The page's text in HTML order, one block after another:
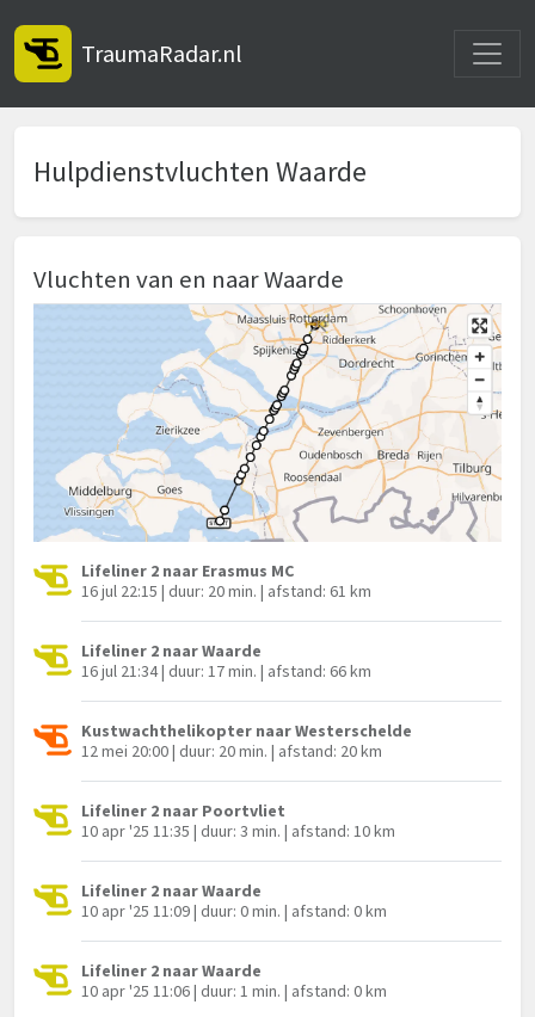
TraumaRadar.nl
Hulpdienstvluchten Waarde
Vluchten van en naar Waarde
Lifeliner 2 naar Erasmus MC
16 jul 22:15 | duur: 20 min. | afstand: 61 km
Lifeliner 2 naar Waarde
16 jul 21:34 | duur: 17 min. | afstand: 66 km
Kustwachthelikopter naar Westerschelde
12 mei 20:00 | duur: 20 min. | afstand: 20 km
Lifeliner 2 naar Poortvliet
10 apr '25 11:35 | duur: 3 min. | afstand: 10 km
Lifeliner 2 naar Waarde
10 apr '25 11:09 | duur: 0 min. | afstand: 0 km
Lifeliner 2 naar Waarde
10 apr '25 11:06 | duur: 1 min. | afstand: 0 km